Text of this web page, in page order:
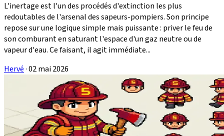
L'inertage est l'un des procédés d'extinction les plus
redoutables de l'arsenal des sapeurs-pompiers. Son principe
repose sur une logique simple mais puissante : priver le feu de
son comburant en saturant l'espace d'un gaz neutre ou de
vapeur d'eau. Ce faisant, il agit immédiate...
Hervé·02 mai 2026